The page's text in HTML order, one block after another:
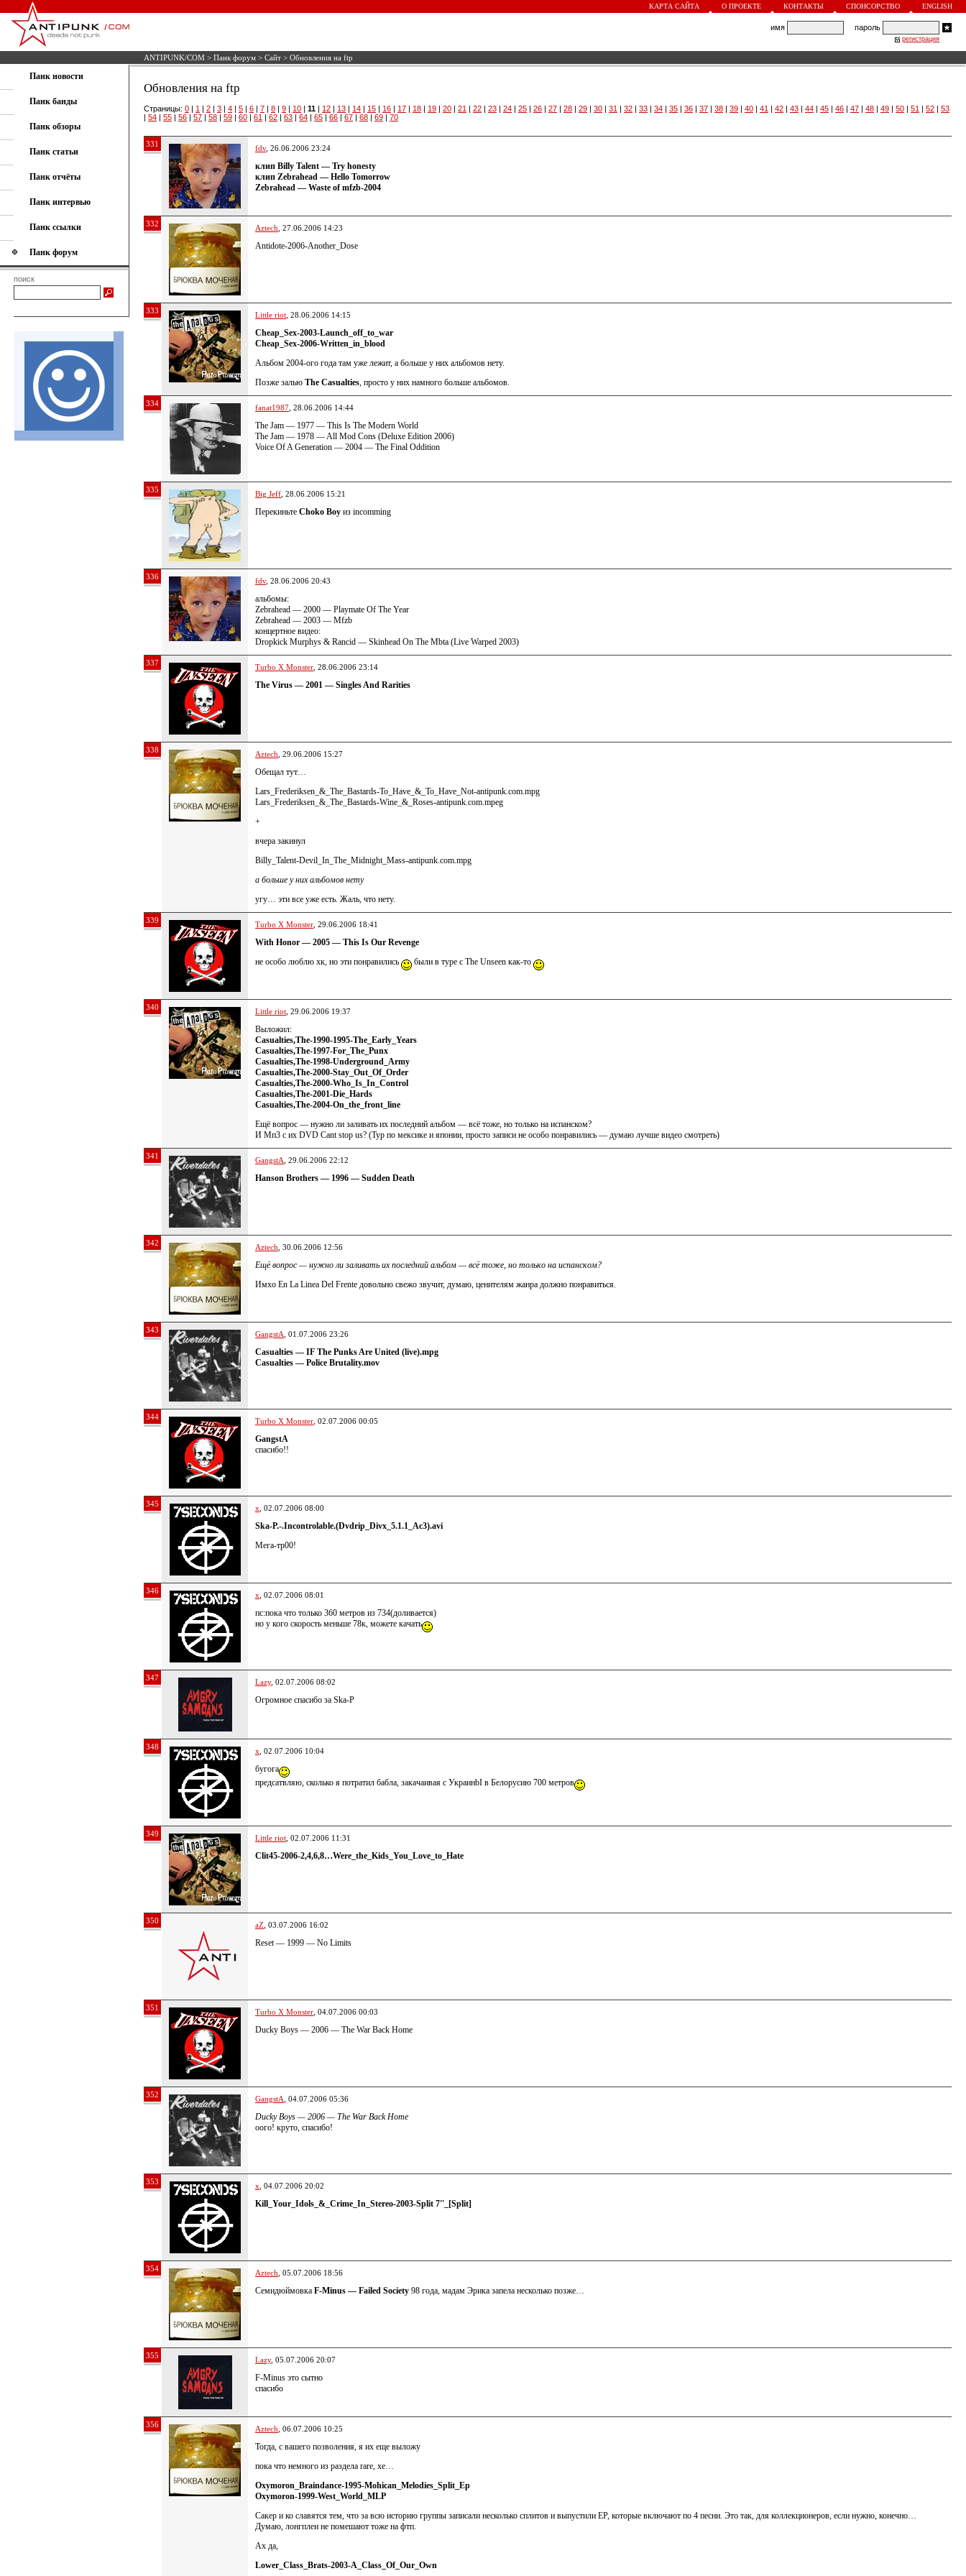
КАРТА САЙТА О ПРОЕКТЕ КОНТАКТЫ СПОНСОРСТВО ENGLISH
имя пароль
регистрация
ANTIPUNK/COM > Панк форум > Сайт > Обновления на ftp
Панк новости
Панк банды
Панк обзоры
Панк статьи
Панк отчёты
Панк интервью
Панк ссылки
Панк форум
поиск
Обновления на ftp
Страницы: 0 | 1 | 2 | 3 | 4 | 5 | 6 | 7 | 8 | 9 | 10 | 11 | 12 | 13 | 14 | 15 | 16 | 17 | 18 | 19 | 20 | 21 | 22 | 23 | 24 | 25 | 26 | 27 | 28 | 29 | 30 | 31 | 32 | 33 | 34 | 35 | 36 | 37 | 38 | 39 | 40 | 41 | 42 | 43 | 44 | 45 | 46 | 47 | 48 | 49 | 50 | 51 | 52 | 53
| 54 | 55 | 56 | 57 | 58 | 59 | 60 | 61 | 62 | 63 | 64 | 65 | 66 | 67 | 68 | 69 | 70
331 fdv, 26.06.2006 23:24
клип Billy Talent — Try honesty
клип Zebrahead — Hello Tomorrow
Zebrahead — Waste of mfzb-2004
332 Aztech , 27.06.2006 14:23
Antidote-2006-Another_Dose
333 Little riot , 28.06.2006 14:15
Cheap_Sex-2003-Launch_off_to_war
Cheap_Sex-2006-Written_in_blood
Альбом 2004-ого года там уже лежит, а больше у них альбомов нету.
Позже залью The Casualties, просто у них намного больше альбомов.
334 fanat1987 , 28.06.2006 14:44
The Jam — 1977 — This Is The Modern World
The Jam — 1978 — All Mod Cons (Deluxe Edition 2006)
Voice Of A Generation — 2004 — The Final Oddition
335 Big Jeff , 28.06.2006 15:21
Перекиньте Chоko Boy из incomming
336 fdv, 28.06.2006 20:43
альбомы:
Zebrahead — 2000 — Playmate Of The Year
Zebrahead — 2003 — Mfzb
концертное видео:
Dropkick Murphys & Rancid — Skinhead On The Mbta (Live Warped 2003)
337 Turbo X Monster , 28.06.2006 23:14
The Virus — 2001 — Singles And Rarities
338 Aztech , 29.06.2006 15:27
Обещал тут…
Lars_Frederiksen_&_The_Bastards-To_Have_&_To_Have_Not-antipunk.com.mpg
Lars_Frederiksen_&_The_Bastards-Wine_&_Roses-antipunk.com.mpeg
+
вчера закинул
Billy_Talent-Devil_In_The_Midnight_Mass-antipunk.com.mpg
а больше у них альбомов нету
угу… эти все уже есть. Жаль, что нету.
339 Turbo X Monster , 29.06.2006 18:41
With Honor — 2005 — This Is Our Revenge
не особо люблю хк, но эти понравились
были в туре с The Unseen как-то
340 Little riot , 29.06.2006 19:37
Выложил:
Casualties,The-1990-1995-The_Early_Years
Casualties,The-1997-For_The_Punx
Casualties,The-1998-Underground_Army
Casualties,The-2000-Stay_Out_Of_Order
Casualties,The-2000-Who_Is_In_Control
Casualties,The-2001-Die_Hards
Casualties,The-2004-On_the_front_line
Ещё вопрос — нужно ли заливать их последний альбом — всё тоже, но только на испанском?
И Мп3 с их DVD Cant stop us? (Тур по мексике и японии, просто записи не особо понравились — думаю лучше видео смотреть)
341 GangstA , 29.06.2006 22:12
Hanson Brothers — 1996 — Sudden Death
342 Aztech , 30.06.2006 12:56
Ещё вопрос — нужно ли заливать их последний альбом — всё тоже, но только на испанском?
Имхо En La Linea Del Frente довольно свежо звучит, думаю, ценителям жанра должно понравиться.
343 GangstA , 01.07.2006 23:26
Casualties — IF The Punks Are United (live).mpg
Casualties — Police Brutality.mov
344 Turbo X Monster , 02.07.2006 00:05
GangstA
спасибо!!
345 x , 02.07.2006 08:00
Ska-P.-.Incontrolable.(Dvdrip_Divx_5.1.1_Ac3).avi
Мега-тр00!
346 x , 02.07.2006 08:01
пс:пока что только 360 метров из 734(доливается)
но у кого скорость меньше 78к, можете качать
347 Lazy, 02.07.2006 08:02
Огромное спасибо за Ska-P
348 x , 02.07.2006 10:04
бугога
предсатвляю, сколько я потратил бабла, закачаивая с УкраинbI в Белорусию 700 метров
349 Little riot , 02.07.2006 11:31
Clit45-2006-2,4,6,8…Were_the_Kids_You_Love_to_Hate
350 aZ , 03.07.2006 16:02
Reset — 1999 — No Limits
351 Turbo X Monster , 04.07.2006 00:03
Ducky Boys — 2006 — The War Back Home
352 GangstA , 04.07.2006 05:36
Ducky Boys — 2006 — The War Back Home
оого! круто, спасибо!
353 x , 04.07.2006 20:02
Kill_Your_Idols_&_Crime_In_Stereo-2003-Split 7''_[Split]
354 Aztech , 05.07.2006 18:56
Семидюймовка F-Minus — Failed Society 98 года, мадам Эрика запела несколько позже…
355 Lazy, 05.07.2006 20:07
F-Minus это сытно
спасибо
356 Aztech , 06.07.2006 10:25
Тогда, с вашего позволения, я их еще выложу
пока что немного из раздела rare, хе…
Oxymoron_Braindance-1995-Mohican_Melodies_Split_Ep
Oxymoron-1999-West_World_MLP
Сакер и ко славятся тем, что за всю историю группы записали несколько сплитов и выпустили EP, которые включают по 4 песни. Это так, для коллекционеров, если нужно, конечно…
Думаю, лонгплеи не помешают тоже на фтп.
Ах да,
Lower_Class_Brats-2003-A_Class_Of_Our_Own